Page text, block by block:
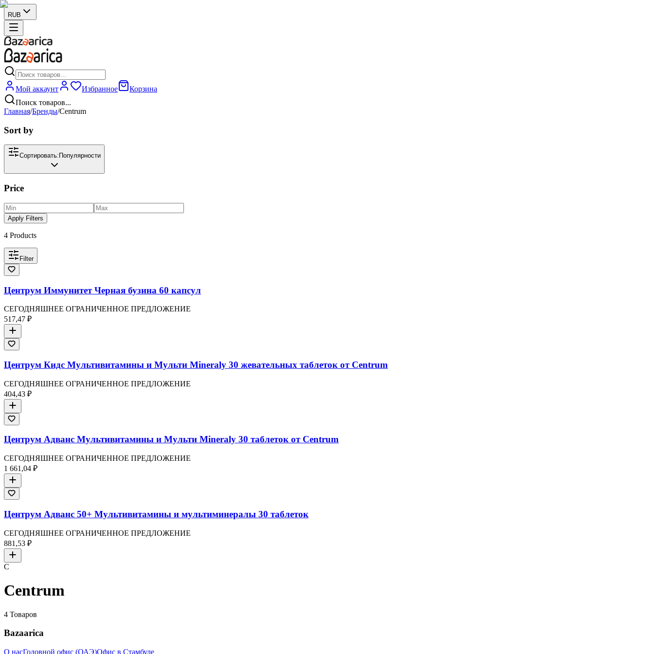
RUB
Мой аккаунт Избранное
Корзина
Поиск товаров...
Главная/Бренды/Centrum
Sort by
Сортировать: Популярности
Price
Apply Filters
4 Products
Filter
Центрум Иммунитет Черная бузина 60 капсул
СЕГОДНЯШНЕЕ ОГРАНИЧЕННОЕ ПРЕДЛОЖЕНИЕ
517,47 ₽
Центрум Кидс Мультивитамины и Мульти Mineraly 30 жевательных таблеток от Centrum
СЕГОДНЯШНЕЕ ОГРАНИЧЕННОЕ ПРЕДЛОЖЕНИЕ
404,43 ₽
Центрум Адванс Мультивитамины и Мульти Mineraly 30 таблеток от Centrum
СЕГОДНЯШНЕЕ ОГРАНИЧЕННОЕ ПРЕДЛОЖЕНИЕ
1 661,04 ₽
Центрум Адванс 50+ Мультивитамины и мультиминералы 30 таблеток
СЕГОДНЯШНЕЕ ОГРАНИЧЕННОЕ ПРЕДЛОЖЕНИЕ
881,53 ₽
C
Centrum
4 Товаров
Bazaarica
О насГоловной офис (ОАЭ)Офис в Стамбуле